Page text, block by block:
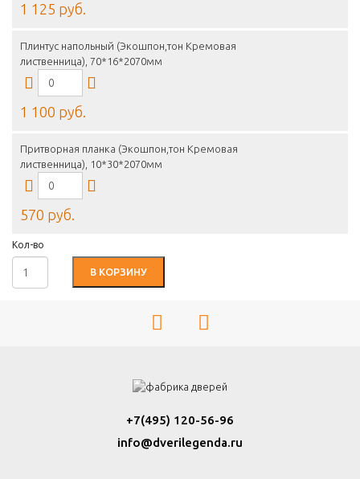
1 125 руб.
Плинтус напольный (Экошпон,тон Кремовая
лиственница), 70*16*2070мм
1 100 руб.
Притворная планка (Экошпон,тон Кремовая
лиственница), 10*30*2070мм
570 руб.
Кол-во
В КОРЗИНУ
+7(495) 120-56-96
info@dverilegenda.ru